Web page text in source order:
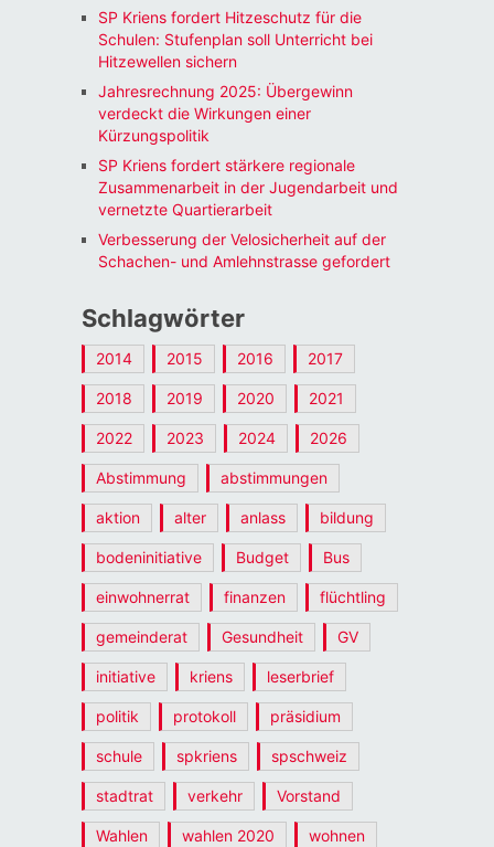
SP Kriens fordert Hitzeschutz für die
Schulen: Stufenplan soll Unterricht bei
Hitzewellen sichern
Jahresrechnung 2025: Übergewinn
verdeckt die Wirkungen einer
Kürzungspolitik
SP Kriens fordert stärkere regionale
Zusammenarbeit in der Jugendarbeit und
vernetzte Quartierarbeit
Verbesserung der Velosicherheit auf der
Schachen- und Amlehnstrasse gefordert
Schlagwörter
2014 2015 2016 2017
2018 2019 2020 2021
2022 2023 2024 2026
Abstimmung abstimmungen
aktion alter anlass bildung
bodeninitiative Budget Bus
einwohnerrat finanzen flüchtling
gemeinderat Gesundheit GV
initiative kriens leserbrief
politik protokoll präsidium
schule spkriens spschweiz
stadtrat verkehr Vorstand
Wahlen wahlen 2020 wohnen